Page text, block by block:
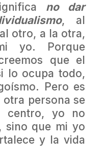
no dar
, al
otro, a la otra,
yo. Porque
que el
lo ocupa todo,
Pero es
persona se
centro, yo no
sino que mi yo
y la vida